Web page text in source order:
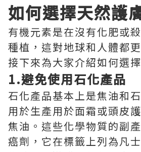
如何選擇天然護
有機元素是在沒有化肥或
種植，這對地球和人體都
接下來為大家介紹如何選
1.避免使用石化產品
石化產品基本上是焦油和
用於生產用於面霜或頭皮
焦油。這些化學物質的副
癌劑，它在標籤上列為凡